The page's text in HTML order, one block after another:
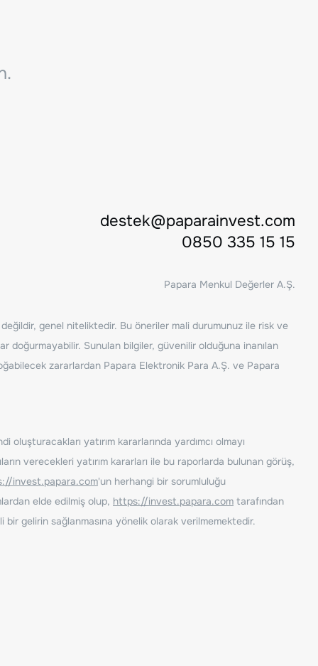
destek@paparainvest.com
0850 335 15 15
Papara Menkul Değerler A.Ş.
değildir, genel niteliktedir. Bu öneriler mali durumunuz ile risk ve
doğurmayabilir. Sunulan bilgiler, güvenilir olduğuna inanılan
zararlardan Papara Elektronik Para A.Ş. ve Papara
yatırım kararlarında yardımcı olmayı
verecekleri yatırım kararları ile bu raporlarda bulunan görüş,
invest.papara.com'un herhangi bir sorumluluğu
elde edilmiş olup, https://invest.papara.com tarafından
bir gelirin sağlanmasına yönelik olarak verilmemektedir.